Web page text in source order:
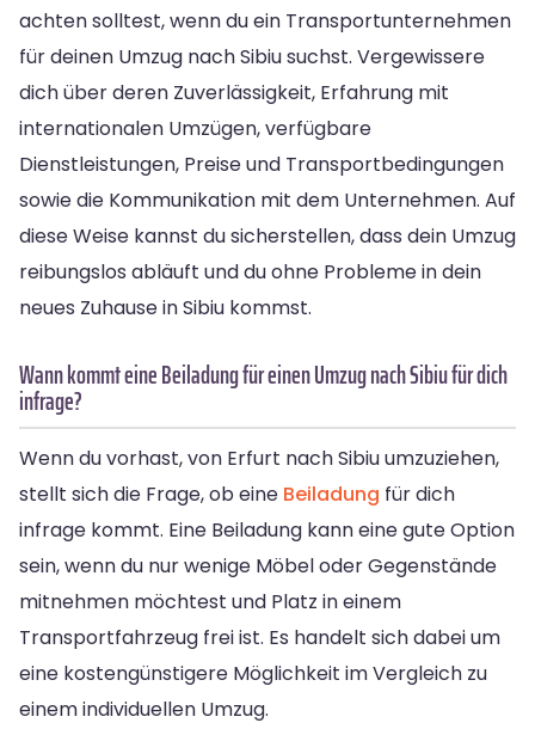
achten solltest, wenn du ein Transportunternehmen
für deinen Umzug nach Sibiu suchst. Vergewissere
dich über deren Zuverlässigkeit, Erfahrung mit
internationalen Umzügen, verfügbare
Dienstleistungen, Preise und Transportbedingungen
sowie die Kommunikation mit dem Unternehmen. Auf
diese Weise kannst du sicherstellen, dass dein Umzug
reibungslos abläuft und du ohne Probleme in dein
neues Zuhause in Sibiu kommst.
Wann kommt eine Beiladung für einen Umzug nach Sibiu für dich
infrage?
Wenn du vorhast, von Erfurt nach Sibiu umzuziehen,
stellt sich die Frage, ob eine Beiladung für dich
infrage kommt. Eine Beiladung kann eine gute Option
sein, wenn du nur wenige Möbel oder Gegenstände
mitnehmen möchtest und Platz in einem
Transportfahrzeug frei ist. Es handelt sich dabei um
eine kostengünstigere Möglichkeit im Vergleich zu
einem individuellen Umzug.